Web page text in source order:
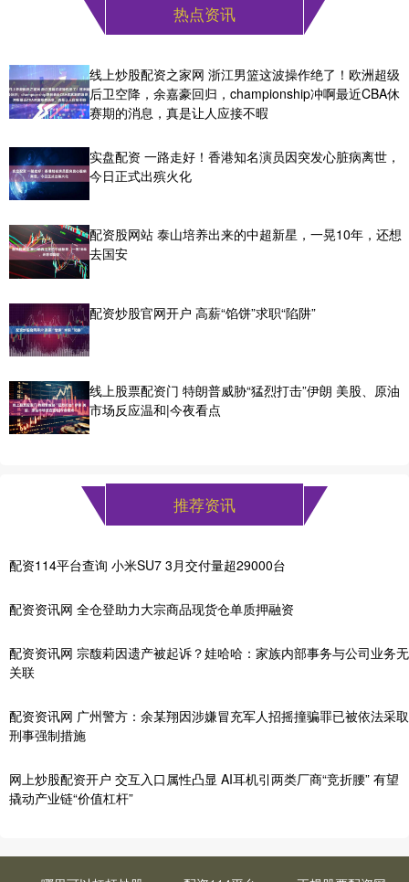
热点资讯
线上炒股配资之家网 浙江男篮这波操作绝了！欧洲超级
后卫空降，余嘉豪回归，championship冲啊最近CBA休
赛期的消息，真是让人应接不暇
实盘配资 一路走好！香港知名演员因突发心脏病离世，
今日正式出殡火化
配资股网站 泰山培养出来的中超新星，一晃10年，还想
去国安
配资炒股官网开户 高薪“馅饼”求职“陷阱”
线上股票配资门 特朗普威胁“猛烈打击”伊朗 美股、原油
市场反应温和|今夜看点
推荐资讯
配资114平台查询 小米SU7 3月交付量超29000台
配资资讯网 全仓登助力大宗商品现货仓单质押融资
配资资讯网 宗馥莉因遗产被起诉？娃哈哈：家族内部事务与公司业务无
关联
配资资讯网 广州警方：余某翔因涉嫌冒充军人招摇撞骗罪已被依法采取
刑事强制措施
网上炒股配资开户 交互入口属性凸显 AI耳机引两类厂商“竞折腰” 有望
撬动产业链“价值杠杆”